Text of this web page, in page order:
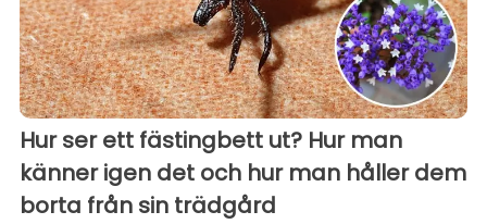
Hur ser ett fästingbett ut? Hur man
känner igen det och hur man håller dem
borta från sin trädgård